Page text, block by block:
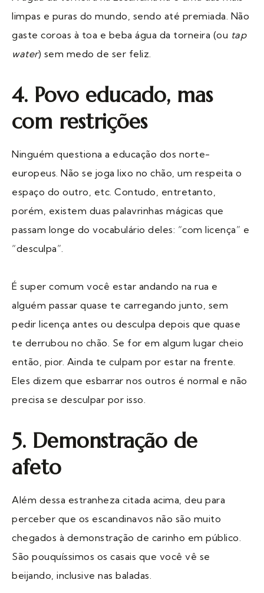
limpas e puras do mundo, sendo até premiada. Não
gaste coroas à toa e beba água da torneira (ou tap
water) sem medo de ser feliz.
4. Povo educado, mas
com restrições
Ninguém questiona a educação dos norte-
europeus. Não se joga lixo no chão, um respeita o
espaço do outro, etc. Contudo, entretanto,
porém, existem duas palavrinhas mágicas que
passam longe do vocabulário deles: “com licença” e
“desculpa”.
É super comum você estar andando na rua e
alguém passar quase te carregando junto, sem
pedir licença antes ou desculpa depois que quase
te derrubou no chão. Se for em algum lugar cheio
então, pior. Ainda te culpam por estar na frente.
Eles dizem que esbarrar nos outros é normal e não
precisa se desculpar por isso.
5. Demonstração de
afeto
Além dessa estranheza citada acima, deu para
perceber que os escandinavos não são muito
chegados à demonstração de carinho em público.
São pouquíssimos os casais que você vê se
beijando, inclusive nas baladas.